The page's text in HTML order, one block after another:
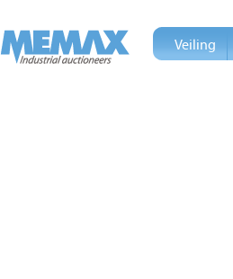
Veiling